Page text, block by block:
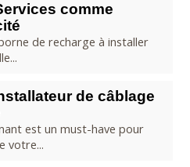
comme
de recharge à installer
de câblage
est un must-have pour
votre...